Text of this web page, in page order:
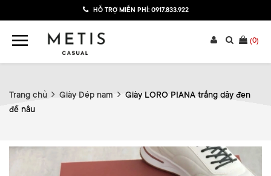
HỖ TRỢ MIỄN PHÍ: 0917.833.922
(0)
Trang chủ Giày Dép nam
Giày LORO PIANA trắng dây đen
đế nâu